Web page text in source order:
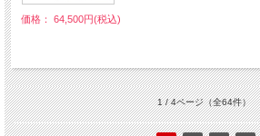
価格： 64,500円(税込)
1 / 4ページ（全64件）